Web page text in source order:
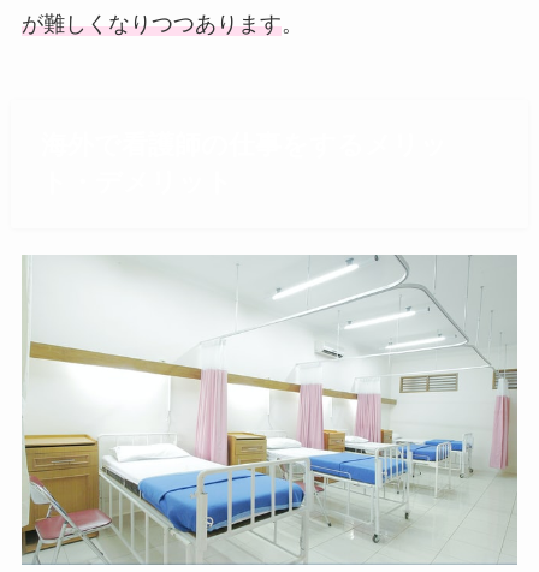
が難しくなりつつあります。